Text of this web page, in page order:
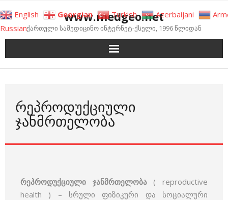
to
content
www.medgeo.net
ქართული სამედიცინო ინტერნეტ-ქსელი, 1996 წლიდან
ᲠᲔᲞᲠᲝᲓᲣᲥᲪᲘᲣᲚᲘ
ᲯᲐᲜᲛᲠᲗᲔᲚᲝᲑᲐ
რეპროდუქციული ჯანმრთელობა( reproductive
health ) – სრული ფიზიკური და სოციალური
English Georgian Turkish Azerbaijani
Russian